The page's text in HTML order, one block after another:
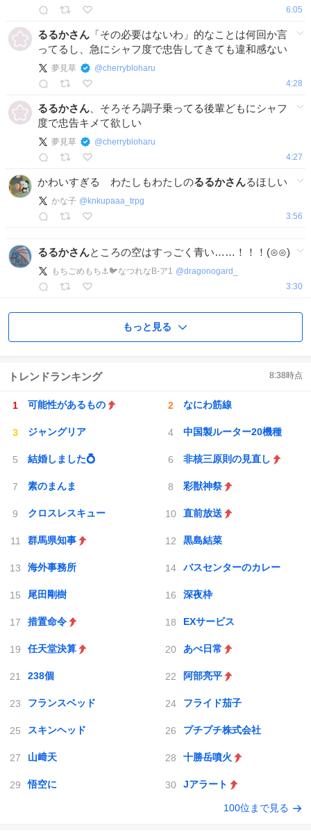
6:05
るるかさん 「その必要はないわ」的なことは何回か言
ってるし、急にシャフ度で忠告してきても違和感ない
夢見草 @cherrybloharu
4:28
るるかさん 、そろそろ調子乗ってる後輩どもにシャフ
度で忠告キメて欲しい
夢見草 @cherrybloharu
4:27
かわいすぎる わたしもわたしのるるかさんるほしい
かな子 @ knkupaaa_trpg
3:56
るるかさんところの空はすっごく青い……！！！(⊙⊙)
もちごめもち⚓️🐦️なつれなB-ア1 @dragonogard_
3:30
もっと見る
トレンドランキング 8:38時点
可能性があるもの なにわ筋線
ジャングリア 中国製ルーター20機種
結婚しました💍 非核三原則の見直し
素のまんま 彩獣神祭
クロスレスキュー 直前放送
群馬県知事 黒島結菜
海外事務所 バスセンターのカレー
尾田剛樹 深夜枠
措置命令 EXサービス
任天堂決算 あべ日常
238個 阿部亮平
フランスベッド フライド茄子
スキンヘッド プチプチ株式会社
山﨑天 十勝岳噴火
悟空に Jアラート
100位まで見る